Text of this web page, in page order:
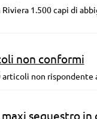
Riviera 1.500 capi di
non conformi
articoli non
sequestro in